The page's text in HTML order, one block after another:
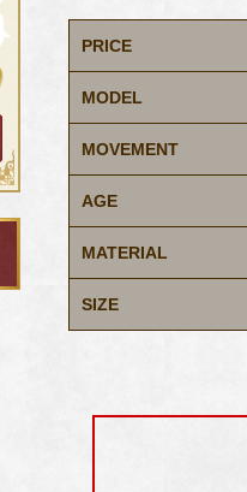
PRICE
MODEL
MOVEMENT
AGE
MATERIAL
SIZE